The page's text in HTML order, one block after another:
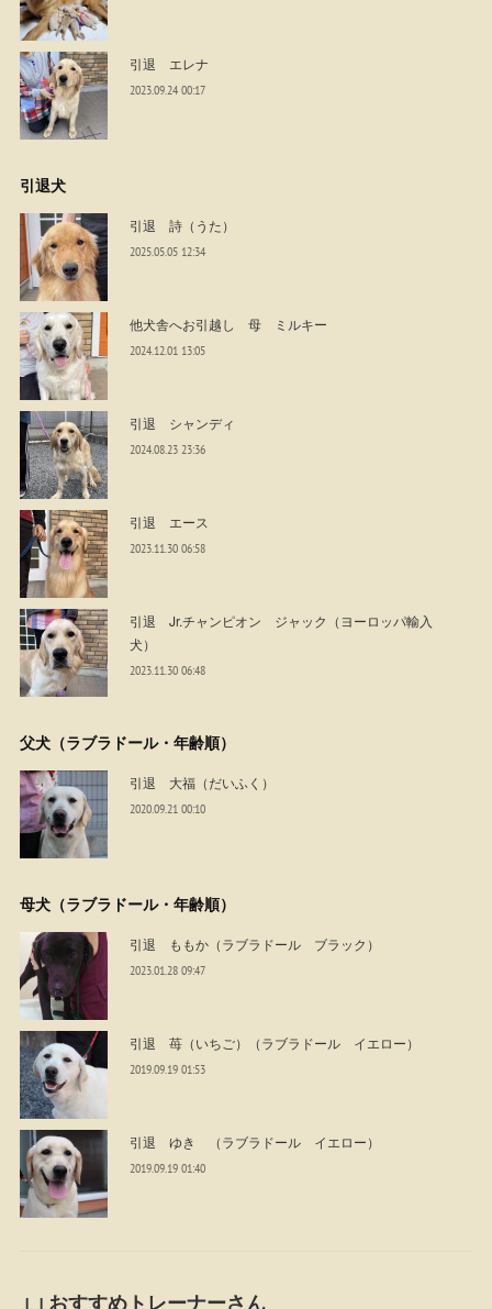
引退 エレナ
2023.09.24 00:17
引退犬
引退 詩（うた）
2025.05.05 12:34
他犬舎へお引越し 母 ミルキー
2024.12.01 13:05
引退 シャンディ
2024.08.23 23:36
引退 エース
2023.11.30 06:58
引退 Jr.チャンピオン ジャック（ヨーロッパ輸入
犬）
2023.11.30 06:48
父犬（ラブラドール・年齢順）
引退 大福（だいふく）
2020.09.21 00:10
母犬（ラブラドール・年齢順）
引退 ももか（ラブラドール ブラック）
2023.01.28 09:47
引退 苺（いちご）（ラブラドール イエロー）
2019.09.19 01:53
引退 ゆき （ラブラドール イエロー）
2019.09.19 01:40
↓↓おすすめトレーナーさん